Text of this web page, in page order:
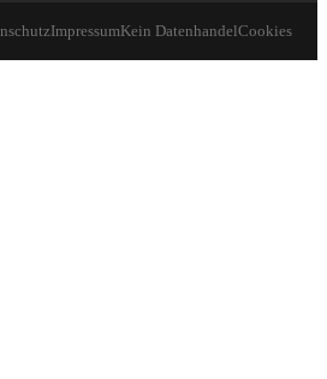
ImpressumKein DatenhandelCookies